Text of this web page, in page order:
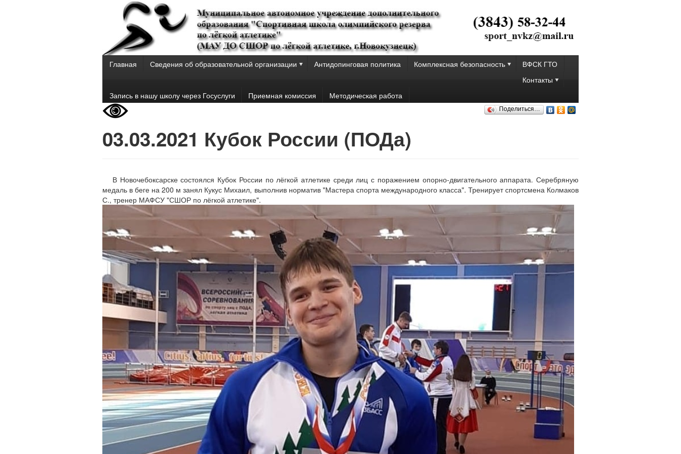
Главная Сведения об образовательной организации Антидопинговая политика Комплексная безопасность
ВФСК ГТО
Контакты
Запись в нашу школу через Госуслуги
Приемная комиссия Методическая работа
Поделиться…
03.03.2021 Кубок России (ПОДа)
В Новочебоксарске состоялся Кубок России по лёгкой атлетике среди лиц с поражением опорно-двигательного аппарата. Серебряную
медаль в беге на 200 м занял Кукус Михаил, выполнив норматив "Мастера спорта международного класса". Тренирует спортсмена Колмаков
С., тренер МАФСУ "СШОР по лёгкой атлетике".